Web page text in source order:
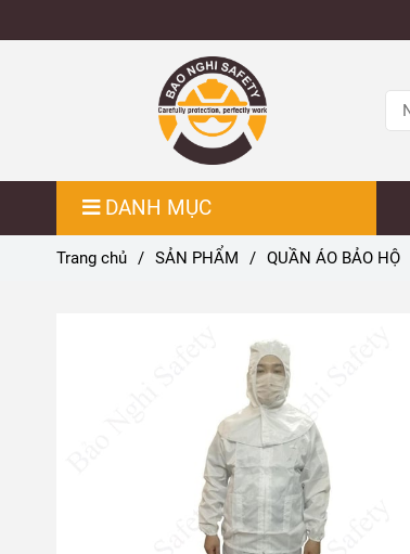
DANH MỤC
Trang chủ / SẢN PHẨM / QUẦN ÁO BẢO HỘ